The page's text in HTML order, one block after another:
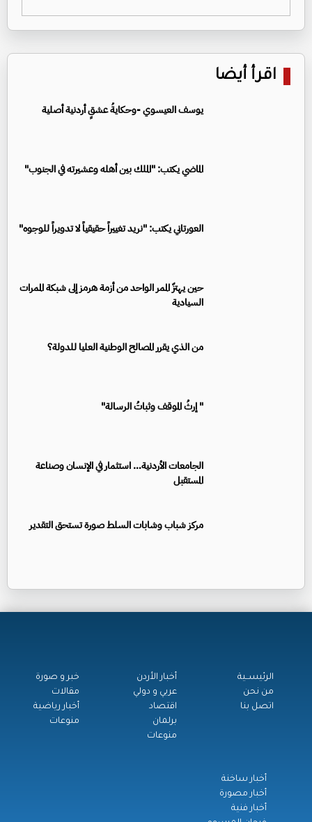
اقرأ أيضا
يوسف العيسوي -وحكايةُ عشقٍ أردنية أصلية
الماضي يكتب: "الملك بين أهله وعشيرته في الجنوب"
العورتاني يكتب: "نريد تغييراً حقيقياً لا تدويراً للوجوه"
حين يهتزّ الممر الواحد من أزمة هرمز إلى شبكة الممرات
السيادية
من الذي يقرر المصالح الوطنية العليا للدولة؟
" إرثُ الموقف وثباتُ الرسالة"
الجامعات الأردنية… استثمار في الإنسان وصناعة
المستقبل
مركز شباب وشابات السلط صورة تستحق التقدير
الرئيســية
من نحن
اتصل بنا
أخبار الأردن
عربي و دولي
اقتصاد
برلمان
منوعات
خبر و صورة
مقالات
أخبار رياضية
منوعات
أخبار ساخنة
أخبار مصورة
أخبار فنية